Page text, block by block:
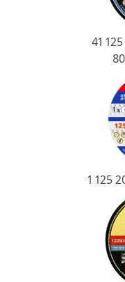
41
1 125